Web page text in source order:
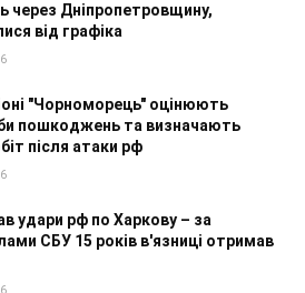
через Дніпропетровщину,
від графіка
"Чорноморець" оцінюють
пошкоджень та визначають
після атаки рф
удари рф по Харкову – за
СБУ 15 років в'язниці отримав